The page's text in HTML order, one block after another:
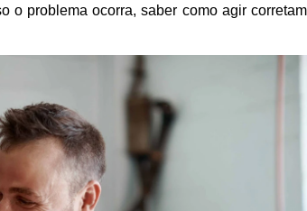
problema ocorra, saber como agir